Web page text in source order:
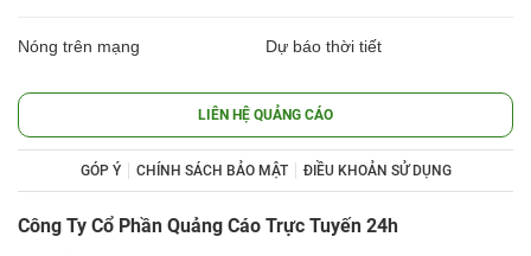
Nóng trên mạng Dự báo thời tiết
LIÊN HỆ QUẢNG CÁO
GÓP Ý CHÍNH SÁCH BẢO MẬT ĐIỀU KHOẢN SỬ DỤNG
Công Ty Cổ Phần Quảng Cáo Trực Tuyến 24h